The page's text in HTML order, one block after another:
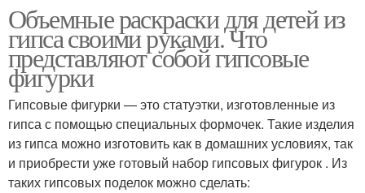
Объемные раскраски для детей из
гипса своими руками. Что
представляют собой гипсовые
фигурки
Гипсовые фигурки — это статуэтки, изготовленные из
гипса с помощью специальных формочек. Такие изделия
из гипса можно изготовить как в домашних условиях, так
и приобрести уже готовый набор гипсовых фигурок . Из
таких гипсовых поделок можно сделать: